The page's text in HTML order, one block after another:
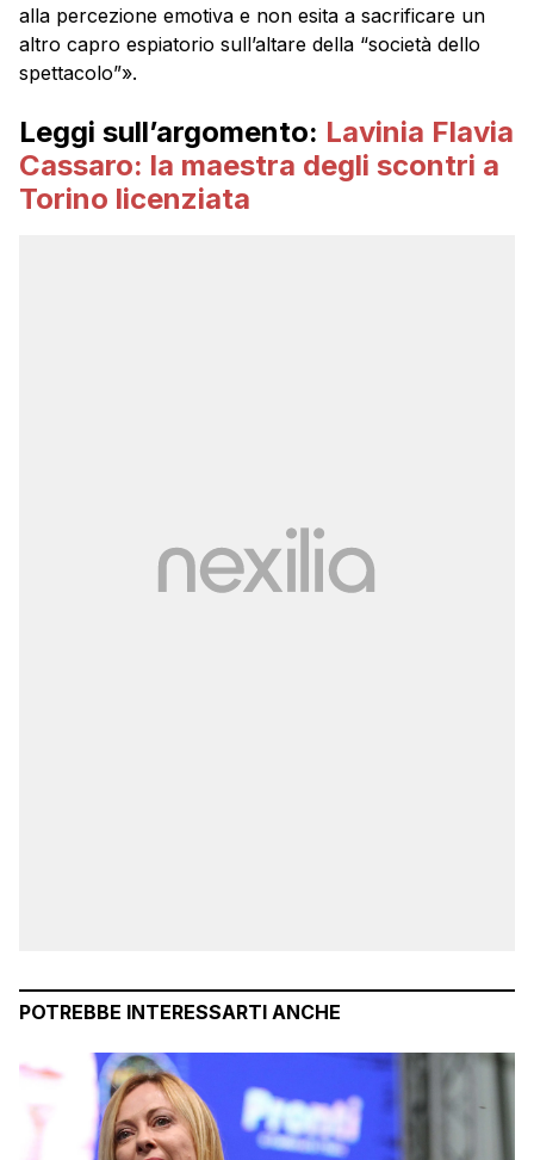
alla percezione emotiva e non esita a sacrificare un
altro capro espiatorio sull’altare della “società dello
spettacolo”».
Leggi sull’argomento: Lavinia Flavia
Cassaro: la maestra degli scontri a
Torino licenziata
POTREBBE INTERESSARTI ANCHE